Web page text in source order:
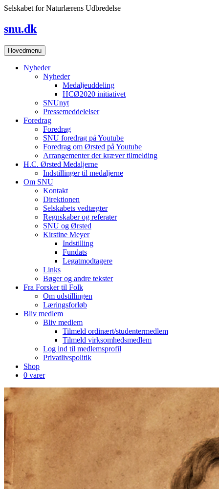
Skip
Selskabet for Naturlærens Udbredelse
snu.dk
Hovedmenu
Nyheder
Nyheder
Medaljeuddeling
HCØ2020 initiativet
SNUnyt
Pressemeddelelser
Foredrag
Foredrag
SNU foredrag på Youtube
Foredrag om Ørsted på Youtube
Arrangementer der kræver tilmelding
H.C. Ørsted Medaljerne
Indstillinger til medaljerne
Om SNU
Kontakt
Direktionen
Selskabets vedtægter
Regnskaber og referater
SNU og Ørsted
Kirstine Meyer
Indstilling
Fundats
Legatmodtagere
Links
Bøger og andre tekster
Fra Forsker til Folk
Om udstillingen
Læringsforløb
Bliv medlem
Bliv medlem
Tilmeld ordinært/studentermedlem
Tilmeld virksomhedsmedlem
Log ind til medlemsprofil
Privatlivspolitik
Shop
0 varer